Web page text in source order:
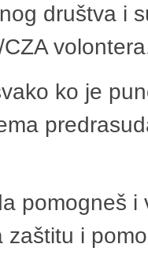
društva i
ko je
pomogneš
zaštitu i